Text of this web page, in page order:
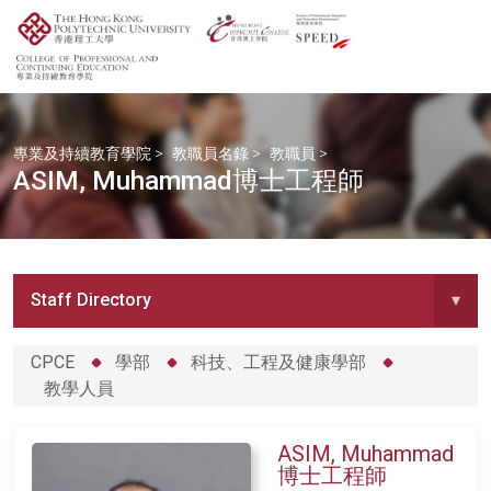
專業及持續教育學院 > 教職員名錄 > 教職員 >
ASIM, Muhammad博士工程師
Staff Directory ▾
CPCE 學部
科技、工程及健康學部
教學人員
ASIM, Muhammad
博士工程師